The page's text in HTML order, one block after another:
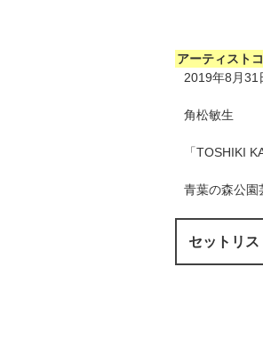
アーティスト
2019年8月31
角松敏生
「TOSHIKI
青葉の森公園
セットリス